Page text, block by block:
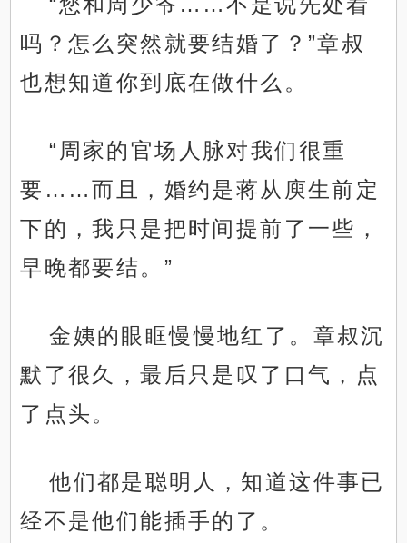
吗？怎么突然就要结婚了？”章叔
也想知道你到底在做什么。
“周家的官场人脉对我们很重
要……而且，婚约是蒋从庾生前定
下的，我只是把时间提前了一些，
早晚都要结。”
金姨的眼眶慢慢地红了。章叔沉
默了很久，最后只是叹了口气，点
了点头。
他们都是聪明人，知道这件事已
经不是他们能插手的了。